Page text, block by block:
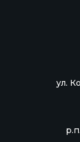
от +2 °С до
ул.